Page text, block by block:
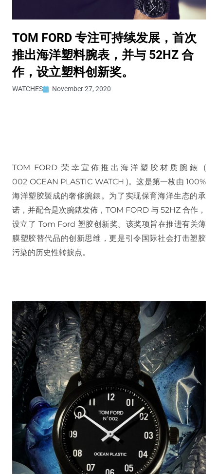
TOM FORD 专注可持续发展，首次
推出海洋塑料腕表，并与 52HZ 合
作，设立塑料创新奖。
WATCHES November 27, 2020
TOM FORD 荣幸宣佈推出海洋塑胶材质腕錶 (
002 OCEAN PLASTIC WATCH )。这是第一枚由 100%
海洋塑胶製成的奢侈腕錶。为了实现保育海洋生态的承
诺，并配合是次腕錶发佈，TOM FORD 与 52HZ 合作，
设立了 Tom Ford 塑胶创新奖。该奖项旨在推进有关薄
膜塑胶替代品的创新思维，更是引令国际社会打击塑胶
污染的历史性转捩点。